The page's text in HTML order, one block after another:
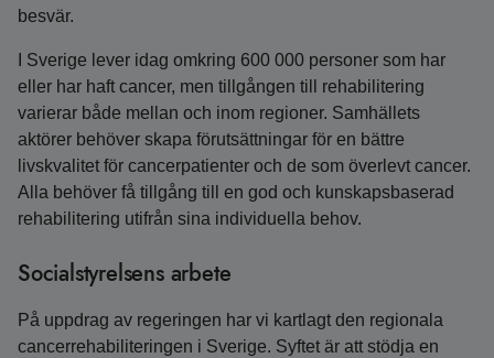
besvär.
I Sverige lever idag omkring 600 000 personer som har
eller har haft cancer, men tillgången till rehabilitering
varierar både mellan och inom regioner. Samhällets
aktörer behöver skapa förutsättningar för en bättre
livskvalitet för cancerpatienter och de som överlevt cancer.
Alla behöver få tillgång till en god och kunskapsbaserad
rehabilitering utifrån sina individuella behov.
Socialstyrelsens arbete
På uppdrag av regeringen har vi kartlagt den regionala
cancerrehabiliteringen i Sverige. Syftet är att stödja en